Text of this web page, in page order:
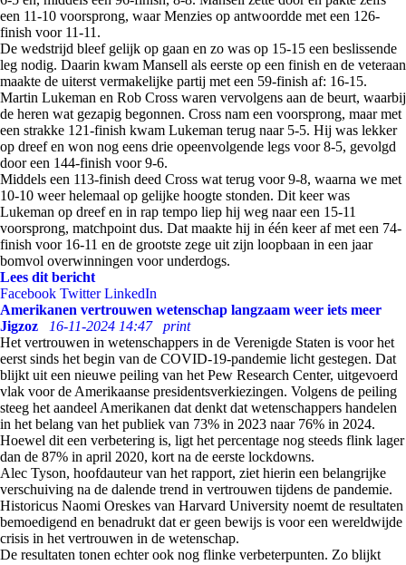
een 11-10 voorsprong, waar Menzies op antwoordde met een 126-
finish voor 11-11.
De wedstrijd bleef gelijk op gaan en zo was op 15-15 een beslissende
leg nodig. Daarin kwam Mansell als eerste op een finish en de veteraan
maakte de uiterst vermakelijke partij met een 59-finish af: 16-15.
Martin Lukeman en Rob Cross waren vervolgens aan de beurt, waarbij
de heren wat gezapig begonnen. Cross nam een voorsprong, maar met
een strakke 121-finish kwam Lukeman terug naar 5-5. Hij was lekker
op dreef en won nog eens drie opeenvolgende legs voor 8-5, gevolgd
door een 144-finish voor 9-6.
Middels een 113-finish deed Cross wat terug voor 9-8, waarna we met
10-10 weer helemaal op gelijke hoogte stonden. Dit keer was
Lukeman op dreef en in rap tempo liep hij weg naar een 15-11
voorsprong, matchpoint dus. Dat maakte hij in één keer af met een 74-
finish voor 16-11 en de grootste zege uit zijn loopbaan in een jaar
bomvol overwinningen voor underdogs.
Lees dit bericht
Facebook Twitter LinkedIn
Amerikanen vertrouwen wetenschap langzaam weer iets meer
Jigzoz
16-11-2024 14:47
print
Het vertrouwen in wetenschappers in de Verenigde Staten is voor het
eerst sinds het begin van de COVID-19-pandemie licht gestegen. Dat
blijkt uit een nieuwe peiling van het Pew Research Center, uitgevoerd
vlak voor de Amerikaanse presidentsverkiezingen. Volgens de peiling
steeg het aandeel Amerikanen dat denkt dat wetenschappers handelen
in het belang van het publiek van 73% in 2023 naar 76% in 2024.
Hoewel dit een verbetering is, ligt het percentage nog steeds flink lager
dan de 87% in april 2020, kort na de eerste lockdowns.
Alec Tyson, hoofdauteur van het rapport, ziet hierin een belangrijke
verschuiving na de dalende trend in vertrouwen tijdens de pandemie.
Historicus Naomi Oreskes van Harvard University noemt de resultaten
bemoedigend en benadrukt dat er geen bewijs is voor een wereldwijde
crisis in het vertrouwen in de wetenschap.
De resultaten tonen echter ook nog flinke verbeterpunten. Zo blijkt